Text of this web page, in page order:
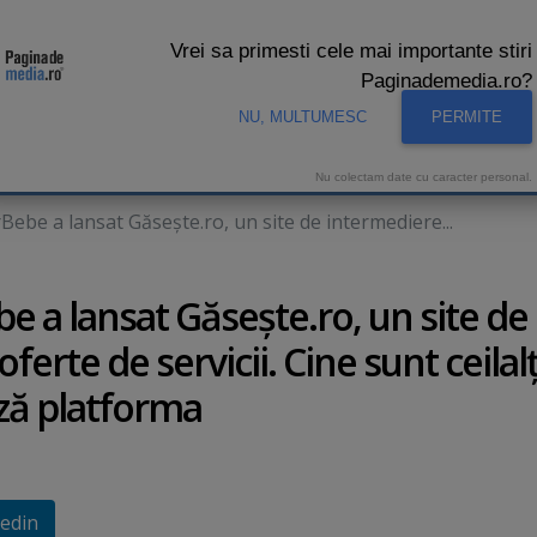
a lansat Găseşte.ro, un site de intermediere...
a lansat Găseşte.ro, un site de
de servicii. Cine sunt
platforma
Vrei sa primesti cele mai importante stiri
Paginademedia.ro?
NU, MULTUMESC PERMITE
Nu colectam date cu caracter personal.